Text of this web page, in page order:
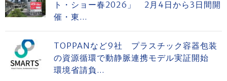
ト・ショー春2026」 2月4日から3日間開
催・東...
TOPPANなど9社 プラスチック容器包装
の資源循環で動静脈連携モデル実証開始
環境省請負...